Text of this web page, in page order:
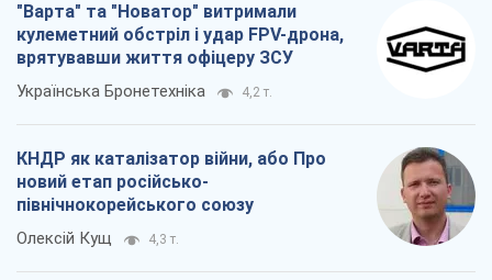
"Варта" та "Новатор" витримали
кулеметний обстріл і удар FPV-дрона,
врятувавши життя офіцеру ЗСУ
Українська Бронетехніка 4,2 т.
КНДР як каталізатор війни, або Про
новий етап російсько-
північнокорейського союзу
Олексій Кущ 4,3 т.